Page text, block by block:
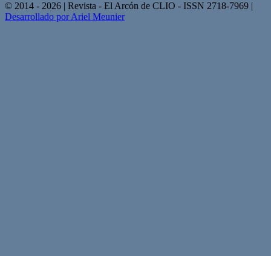
© 2014 - 2026 | Revista - El Arcón de CLIO - ISSN 2718-7969 |
Desarrollado por Ariel Meunier